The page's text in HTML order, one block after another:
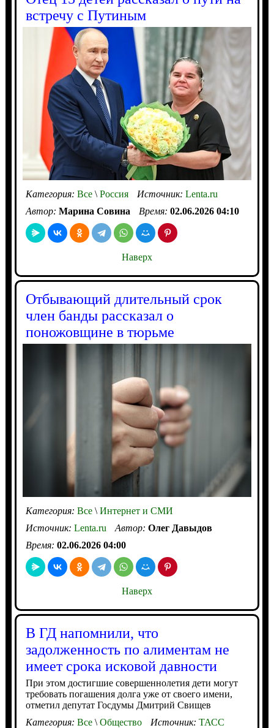
встречу с Путиным
Категория: Все\Россия Источник: Lenta.ru
Автор: Марина Совина Время: 02.06.2026 04:10
Наверх
Отбывающий длительный срок
член банды рассказал о
поножовщине в тюрьме
Категория: Все\Интернет и СМИ
Источник: Lenta.ru Автор: Олег Давыдов
Время: 02.06.2026 04:00
Наверх
В ГД напомнили, что
задолженность по алиментам не
имеет срока исковой давности
При этом достигшие совершеннолетия дети могут
требовать погашения долга уже от своего имени,
отметил депутат Госдумы Дмитрий Свищев
Категория: Все\Общество Источник: ТАСС